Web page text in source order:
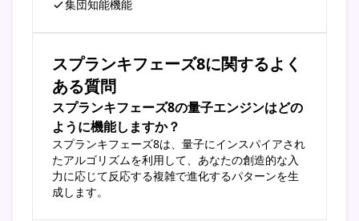
集団知能機能
スプランキフェーズ8に関するよく
ある質問
スプランキフェーズ8の量子エンジンはどの
ように機能しますか？
スプランキフェーズ8は、量子にインスパイアされ
たアルゴリズムを利用して、あなたの創造的な入
力に応じて反応する複雑で進化するパターンを生
成します。